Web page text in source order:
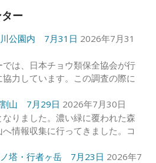
ー
川公園内 7月31日 2026年7月31
は、日本チョウ類保全協会が行
力しています。この調査の際に
割山 7月29日 2026年7月30日
りました。濃い緑に覆われた森
情報収集に行ってきました。コ
ノ塔・行者ヶ岳 7月23日 2026年7